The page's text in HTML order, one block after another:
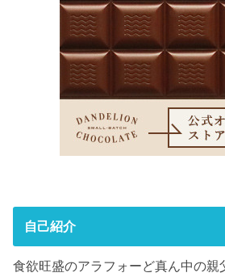
自己紹介
食欲旺盛のアラフォーど真ん中の親